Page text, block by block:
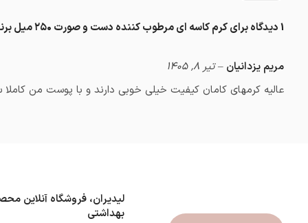
1 دیدگاه برای کرم کاسه ای مرطوب کننده دست و صورت ۲۵۰ میل برند کامان
مریم یزدانیان – تیر 8, 1405
عالیه کرمهای کامان کیفیت خیلی خوبی دارند و با پوست من کاملا
لیدیران، فروشگاه آنلاین
بهداشتی